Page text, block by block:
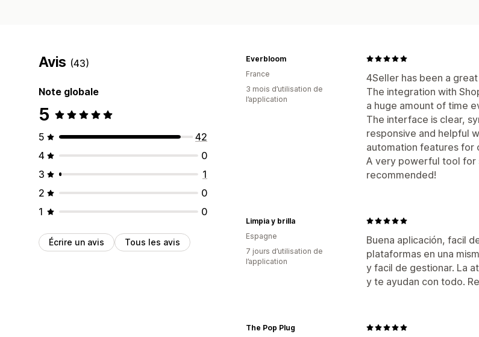
Avis (43)
Note globale
5
5
42
4
0
3
1
2
0
1
0
Écrire un avis Tous les avis
4Seller has been a
The integration with
a huge amount of time
The interface is clear,
responsive and helpful
automation features for
A very powerful tool for
recommended!
Everbloom
France
3 mois d’utilisation de
l’application
Buena aplicación, facil
plataformas en una
y facil de gestionar. La
y te ayudan con todo.
Limpia y brilla
Espagne
7 jours d’utilisation de
l’application
The Pop Plug